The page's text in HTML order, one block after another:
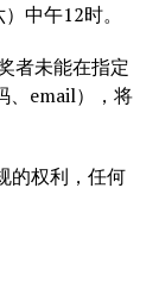
中午12时。
者未能在指定
、email），将
的权利，任何